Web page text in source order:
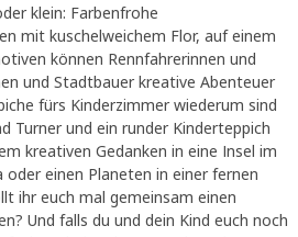
klein: Farbenfrohe
mit kuschelweichem Flor, auf einem
können Rennfahrerinnen und
und Stadtbauer kreative Abenteuer
fürs Kinderzimmer wiederum sind
Turner und ein runder Kinderteppich
kreativen Gedanken in eine Insel im
oder einen Planeten in einer fernen
ihr euch mal gemeinsam einen
Und falls du und dein Kind euch noch